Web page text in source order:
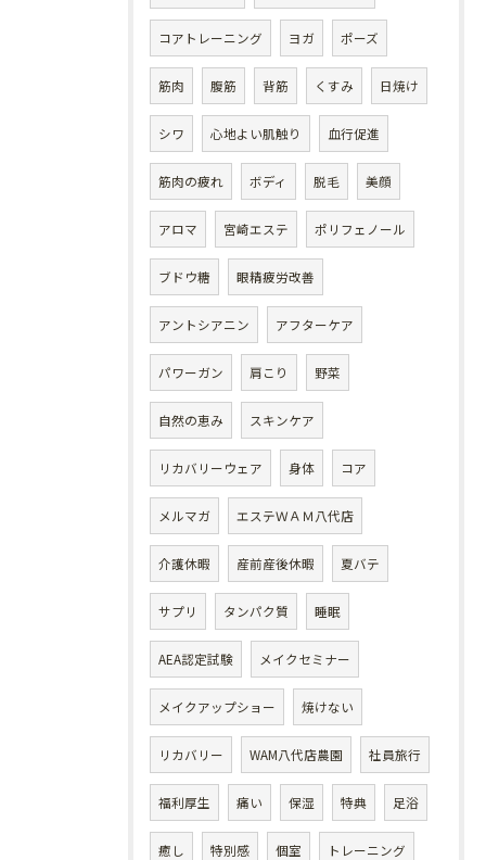
コアトレーニング ヨガ ポーズ
筋肉 腹筋 背筋 くすみ 日焼け
シワ 心地よい肌触り 血行促進
筋肉の疲れ ボディ 脱毛 美顔
アロマ 宮崎エステ ポリフェノール
ブドウ糖 眼精疲労改善
アントシアニン アフターケア
パワーガン 肩こり 野菜
自然の恵み スキンケア
リカバリーウェア 身体 コア
メルマガ エステＷＡＭ八代店
介護休暇 産前産後休暇 夏バテ
サプリ タンパク質 睡眠
AEA認定試験 メイクセミナー
メイクアップショー 焼けない
リカバリー WAM八代店農園 社員旅行
福利厚生 痛い 保湿 特典 足浴
癒し 特別感 個室 トレーニング